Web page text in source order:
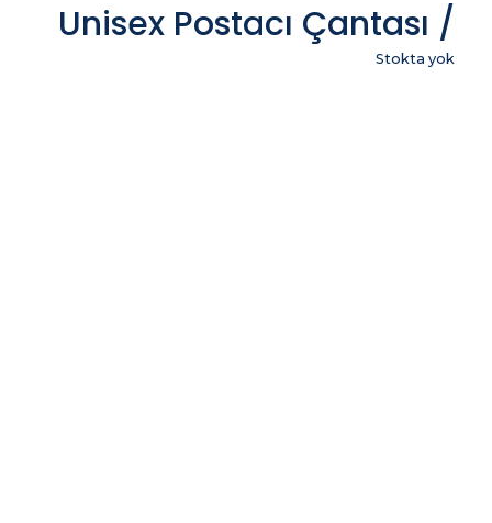
Unisex Postacı Çantası /
Stokta yok